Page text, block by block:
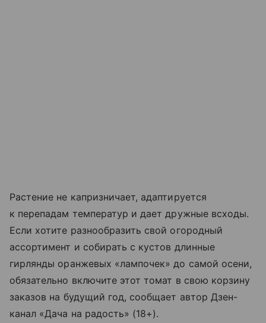
Растение не капризничает, адаптируется
к перепадам температур и дает дружные всходы.
Если хотите разнообразить свой огородный
ассортимент и собирать с кустов длинные
гирлянды оранжевых «лампочек» до самой осени,
обязательно включите этот томат в свою корзину
заказов на будущий год, сообщает автор Дзен-
канал «Дача на радость» (18+).